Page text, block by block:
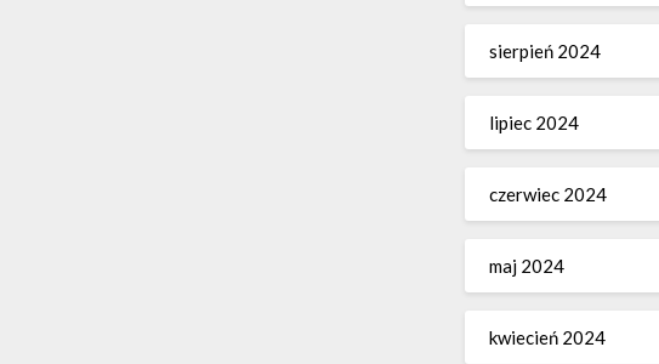
sierpień 2024
lipiec 2024
czerwiec 2024
maj 2024
kwiecień 2024